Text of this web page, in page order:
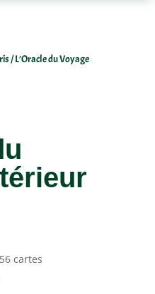
/ L’Oracle du Voyage
cartes